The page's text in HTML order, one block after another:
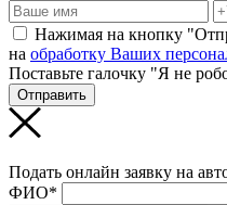
Нажимая на кнопку
на обработку Ваших
Поставьте галочку "Я не
Отправить
Подать онлайн заявку на
ФИО*